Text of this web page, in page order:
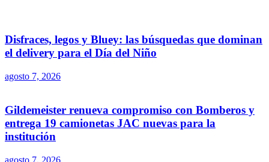
Disfraces, legos y Bluey: las búsquedas que dominan
el delivery para el Día del Niño
agosto 7, 2026
Gildemeister renueva compromiso con Bomberos y
entrega 19 camionetas JAC nuevas para la
institución
agosto 7, 2026